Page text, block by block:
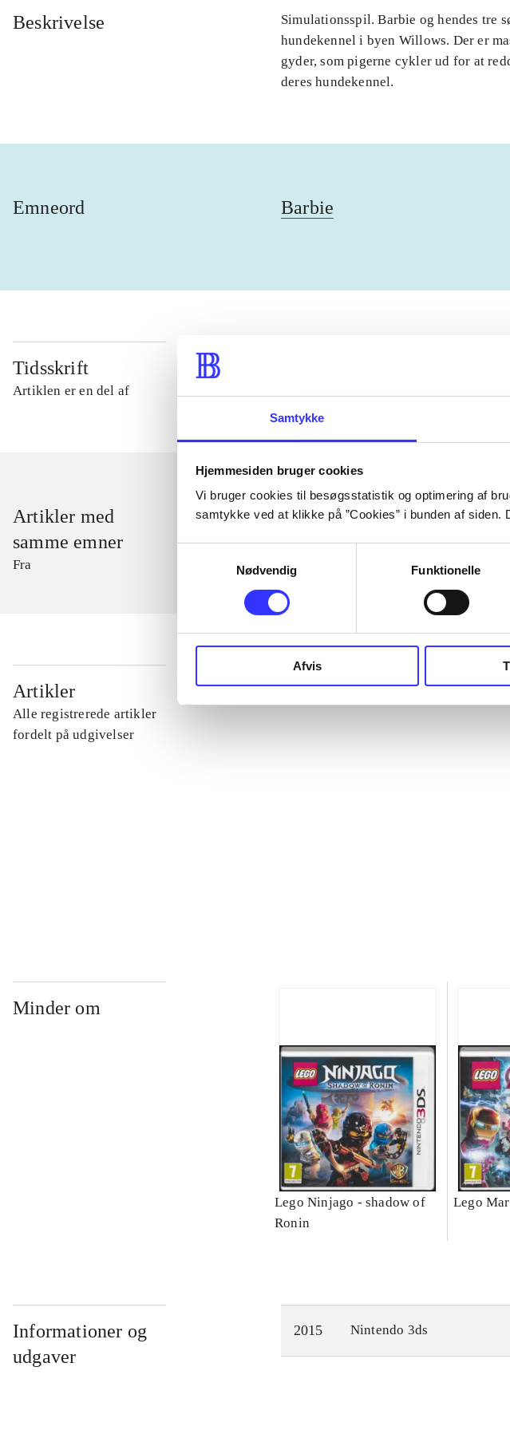
Samtykke
Hjemmesiden bruger cookies
Vi bruger cookies til besøgsstatistik og optimering af
samtykke ved at klikke på ”Cookies” i bunden af
Nødvendig
Funktionelle
Afvis
Beskrivelse
Simulationsspil. Barbie og hendes tre
hundekennel i byen Willows. Der er
gyder, som pigerne cykler ud for at
deres hundekennel.
Emneord Barbie
Tidsskrift
Artiklen er en del af
Artikler med
samme emner
Fra
Artikler
Alle registrerede artikler
fordelt på udgivelser
Minder om
Lego Ninjago - shadow of
Ronin
Lego
Informationer og
udgaver
2015 Nintendo 3ds